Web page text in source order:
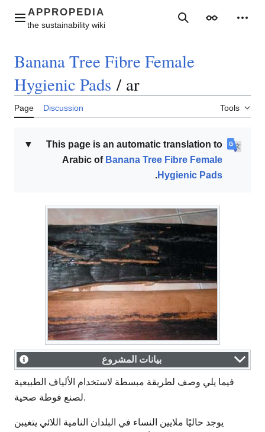
contentMain menu SearchAppearance
Banana Tree Fibre Female
Hygienic Pads / ar
Page Discussion Tools
▼
This page is an automatic translation to
Arabic of Banana Tree Fibre Female
Hygienic Pads
.
بيانات المشروع
فيما يلي وصف لطريقة مبسطة لاستخدام الألياف الطبيعية
لصنع فوطة صحية.
يوجد حاليًا ملايين النساء في البلدان النامية اللائي يتغيبن